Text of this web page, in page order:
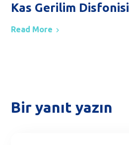
Kas Gerilim Disfonisi
Read More
Bir yanıt yazın